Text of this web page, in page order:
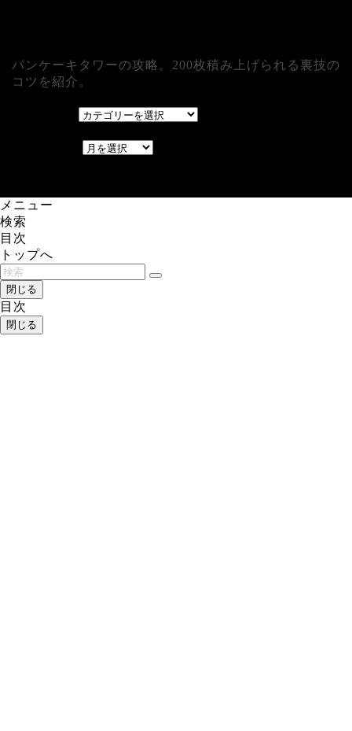
パンケーキタワーの攻略。200枚積み上げられる裏技の
コツを紹介。
メニュー
検索
目次
トップへ
閉じる
目次
閉じる